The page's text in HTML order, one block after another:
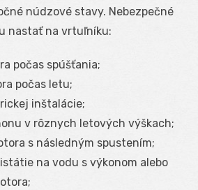
núdzové stavy. Nebezpečné
nastať na vrtuľníku:
počas spúšťania;
počas letu;
inštalácie;
v rôznych letových výškach;
s následným spustením;
na vodu s výkonom alebo